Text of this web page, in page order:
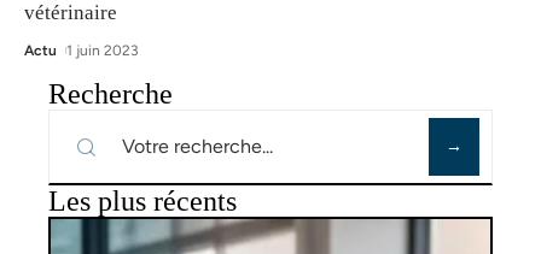
vétérinaire
Actu 1 juin 2023
Recherche
Les plus récents